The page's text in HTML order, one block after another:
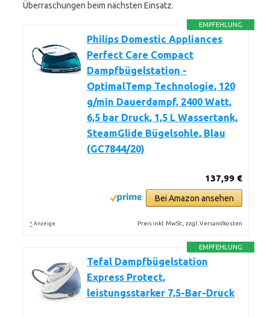
Überraschungen beim nächsten Einsatz.
EMPFEHLUNG
Philips Domestic Appliances
Perfect Care Compact
Dampfbügelstation -
OptimalTemp Technologie, 120
g/min Dauerdampf, 2400 Watt,
6,5 bar Druck, 1,5 L Wassertank,
SteamGlide Bügelsohle, Blau
(GC7844/20)
137,99 €
Bei Amazon ansehen
* Anzeige Preis inkl. MwSt., zzgl. Versandkosten
EMPFEHLUNG
Tefal Dampfbügelstation
Express Protect,
leistungsstarker 7,5-Bar-Druck